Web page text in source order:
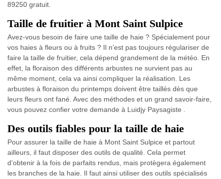
89250 gratuit.
Taille de fruitier à Mont Saint Sulpice
Avez-vous besoin de faire une taille de haie ? Spécialement pour
vos haies à fleurs ou à fruits ? Il n’est pas toujours régulariser de
faire la taille de fruitier, cela dépend grandement de la météo. En
effet, la floraison des différents arbustes ne survient pas au
même moment, cela va ainsi compliquer la réalisation. Les
arbustes à floraison du printemps doivent être taillés dès que
leurs fleurs ont fané. Avec des méthodes et un grand savoir-faire,
vous pouvez confier votre demande à Luidjy Paysagiste .
Des outils fiables pour la taille de haie
Pour assurer la taille de haie à Mont Saint Sulpice et partout
ailleurs, il faut disposer des outils de qualité. Cela permet
d’obtenir à la fois de parfaits rendus, mais protègera également
les branches de la haie. Il faut ainsi utiliser des outils spécialisés